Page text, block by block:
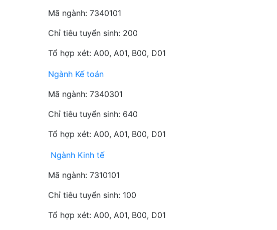
Mã ngành: 7340101
Chỉ tiêu tuyển sinh: 200
Tổ hợp xét: A00, A01, B00, D01
Ngành Kế toán
Mã ngành: 7340301
Chỉ tiêu tuyển sinh: 640
Tổ hợp xét: A00, A01, B00, D01
Ngành Kinh tế
Mã ngành: 7310101
Chỉ tiêu tuyển sinh: 100
Tổ hợp xét: A00, A01, B00, D01